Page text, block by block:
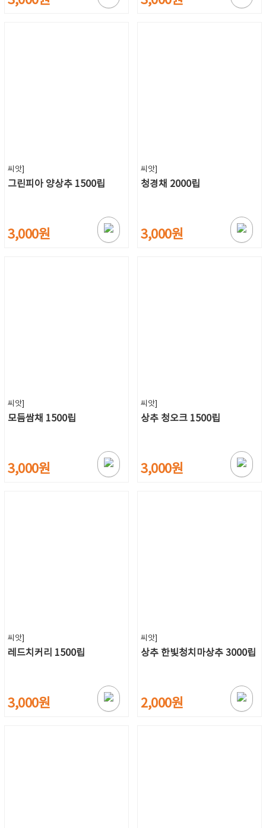
씨앗]
그린피아 양상추 1500립
3,000원
씨앗]
청경채 2000립
3,000원
씨앗]
모듬쌈채 1500립
3,000원
씨앗]
상추 청오크 1500립
3,000원
씨앗]
레드치커리 1500립
3,000원
씨앗]
상추 한빛청치마상추 3000립
2,000원